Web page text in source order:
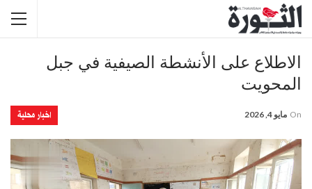
الاطلاع على الأنشطة الصيفية في جبل
المحويت
اخبار محلية On مايو 4, 2026